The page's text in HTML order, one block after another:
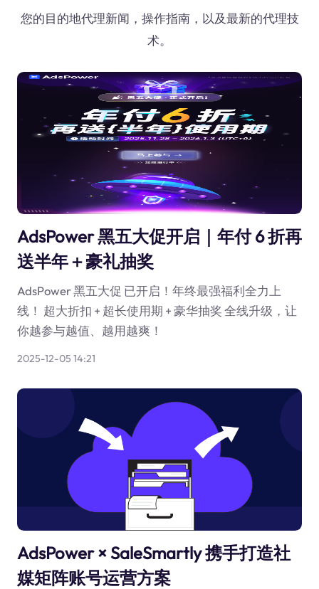
您的目的地代理新闻，操作指南，以及最新的代理技
术。
AdsPower 黑五大促开启｜年付 6 折再
送半年＋豪礼抽奖
AdsPower 黑五大促 已开启！年终最强福利全力上
线！ 超大折扣 + 超长使用期 + 豪华抽奖 全线升级，让
你越参与越值、越用越爽！
2025-12-05 14:21
AdsPower × SaleSmartly 携手打造社
媒矩阵账号运营方案